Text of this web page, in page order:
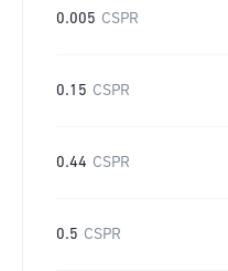
0.005 CSPR
0.15 CSPR
0.44 CSPR
0.5 CSPR